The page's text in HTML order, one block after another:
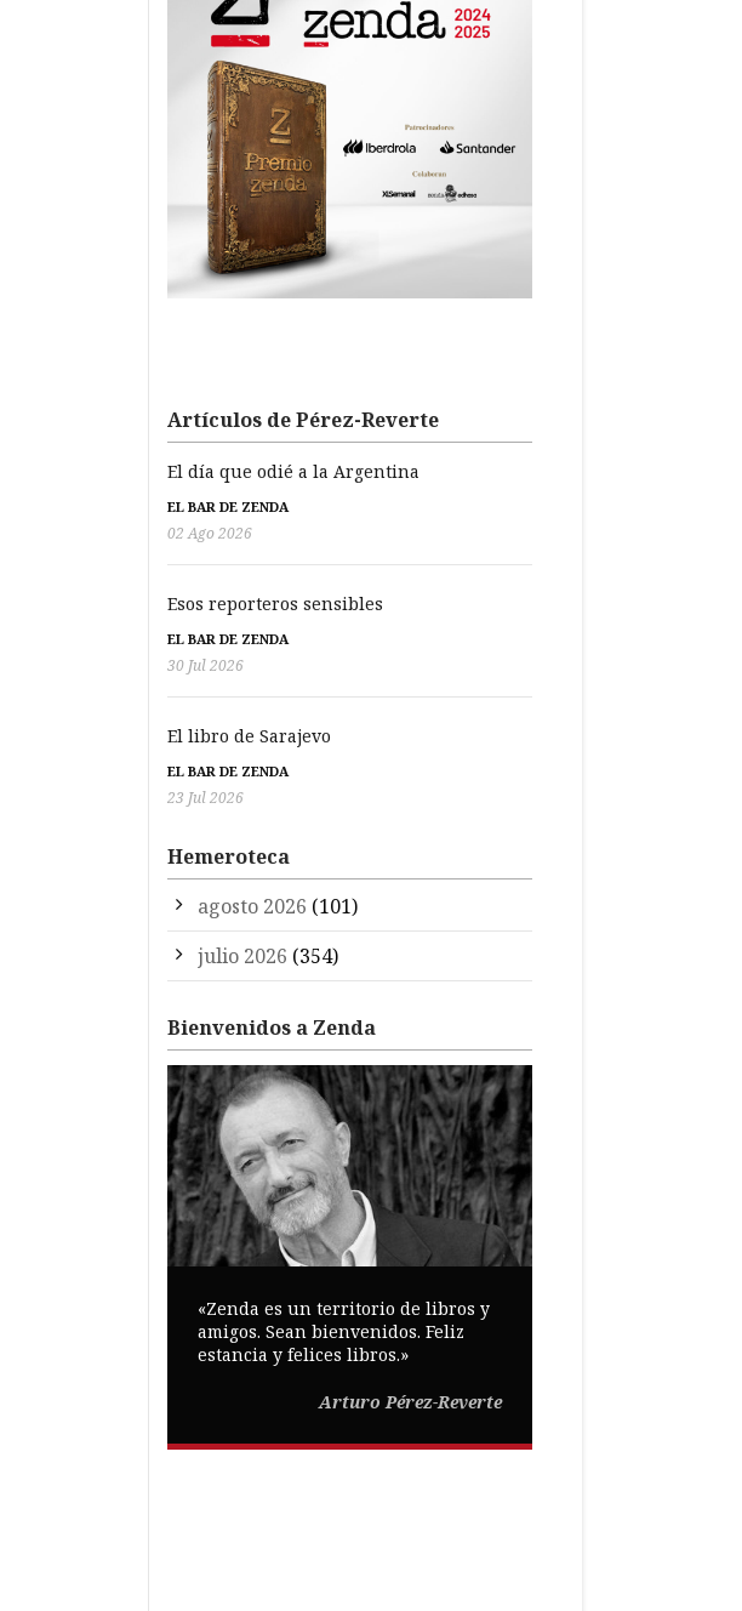
Artículos de Pérez-Reverte
El día que odié a la Argentina
EL BAR DE ZENDA
02 Ago 2026
Esos reporteros sensibles
EL BAR DE ZENDA
30 Jul 2026
El libro de Sarajevo
EL BAR DE ZENDA
23 Jul 2026
Hemeroteca
agosto 2026 (101)
julio 2026 (354)
Bienvenidos a Zenda
«Zenda es un territorio de libros y
amigos. Sean bienvenidos. Feliz
estancia y felices libros.»
Arturo Pérez-Reverte